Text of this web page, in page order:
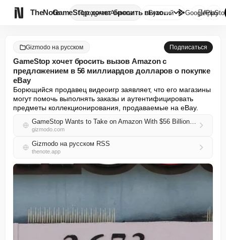
TheNote ПродуктыАгенты GameStop хочет бросить вызов A...
Русский GooglePlay

Gizmodo на русском Подписаться
GameStop хочет бросить вызов Amazon с
предложением в 56 миллиардов долларов о покупке
eBay
Борющийся продавец видеоигр заявляет, что его магазины
могут помочь выполнять заказы и аутентифицировать
предметы коллекционирования, продаваемые на eBay.
GameStop Wants to Take on Amazon With $56 Billion Bid for eBay
gizmodo.com
Gizmodo на русском RSS
thenote.app